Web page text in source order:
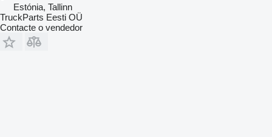
Estónia, Tallinn
TruckParts Eesti OÜ
Contacte o vendedor